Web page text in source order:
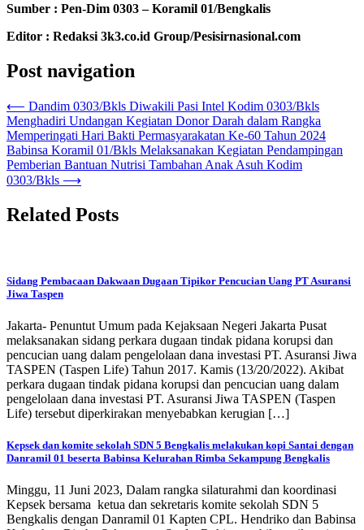
Sumber : Pen-Dim 0303 – Koramil 01/Bengkalis
Editor : Redaksi 3k3.co.id Group/Pesisirnasional.com
Post navigation
⟵ Dandim 0303/Bkls Diwakili Pasi Intel Kodim 0303/Bkls
Menghadiri Undangan Kegiatan Donor Darah dalam Rangka
Memperingati Hari Bakti Permasyarakatan Ke-60 Tahun 2024
Babinsa Koramil 01/Bkls Melaksanakan Kegiatan Pendampingan
Pemberian Bantuan Nutrisi Tambahan Anak Asuh Kodim
0303/Bkls ⟶
Related Posts
Sidang Pembacaan Dakwaan Dugaan Tipikor Pencucian Uang PT Asuransi
Jiwa Taspen
Jakarta- Penuntut Umum pada Kejaksaan Negeri Jakarta Pusat
melaksanakan sidang perkara dugaan tindak pidana korupsi dan
pencucian uang dalam pengelolaan dana investasi PT. Asuransi Jiwa
TASPEN (Taspen Life) Tahun 2017. Kamis (13/20/2022). Akibat
perkara dugaan tindak pidana korupsi dan pencucian uang dalam
pengelolaan dana investasi PT. Asuransi Jiwa TASPEN (Taspen
Life) tersebut diperkirakan menyebabkan kerugian […]
Kepsek dan komite sekolah SDN 5 Bengkalis melakukan kopi Santai dengan
Danramil 01 beserta Babinsa Kelurahan Rimba Sekampung Bengkalis
Minggu, 11 Juni 2023, Dalam rangka silaturahmi dan koordinasi
Kepsek bersama ketua dan sekretaris komite sekolah SDN 5
Bengkalis dengan Danramil 01 Kapten CPL. Hendriko dan Babinsa